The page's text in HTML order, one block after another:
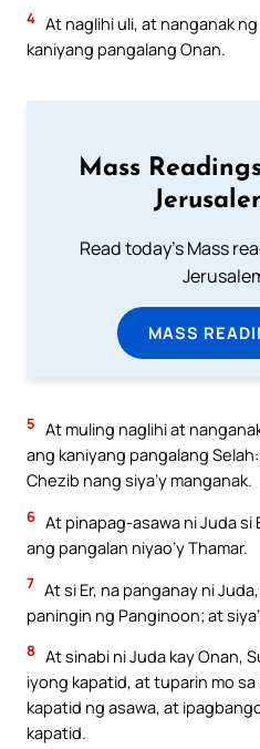
4 At naglihi uli, at nanganak
kaniyang pangalang Onan.
Mass
Read today's Mass
MASS
5 At muling naglihi at
ang kaniyang pangalang
Chezib nang siya’y manganak.
6 At pinapag-asawa ni Juda si
ang pangalan niyao’y Thamar.
7 At si Er, na panganay ni
paningin ng Panginoon; at
8 At sinabi ni Juda kay Onan,
iyong kapatid, at tuparin mo
kapatid ng asawa, at
kapatid.